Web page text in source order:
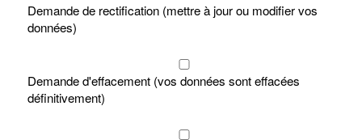
Demande de rectification (mettre à jour ou modifier vos
données)
Demande d'effacement (vos données sont effacées
définitivement)